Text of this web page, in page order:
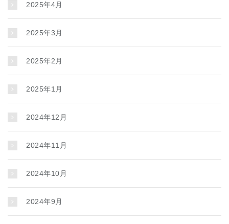
2025年4月
2025年3月
2025年2月
2025年1月
2024年12月
2024年11月
2024年10月
2024年9月